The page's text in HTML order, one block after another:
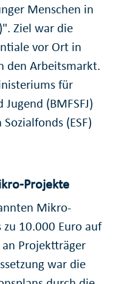
Menschen in
Ziel war die
vor Ort in
den Arbeitsmarkt.
für
(BMFSFJ)
(ESF)
Projekte
Mikro-
10.000 Euro auf
Projektträger
war die